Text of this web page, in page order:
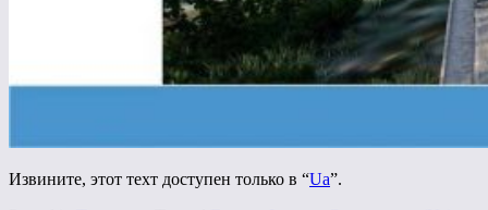
Извините, этот техт доступен только в “Ua”.